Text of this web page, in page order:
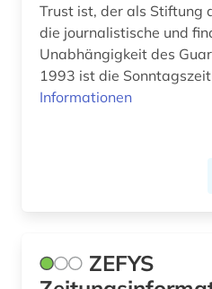
geschichte 1974 (1)
glasgow (1)
Trust ist, der als Stiftung
die journalistische und
Unabhängigkeit des
1993 ist die
Informationen
ZEFYS